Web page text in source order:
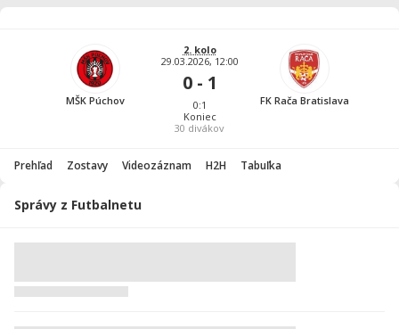
MŠK Púchov
2. kolo
29.03.2026, 12:00
0 - 1
0:1
Koniec
30 divákov
FK Rača Bratislava
Prehľad Zostavy Videozáznam H2H Tabuľka
Správy z Futbalnetu